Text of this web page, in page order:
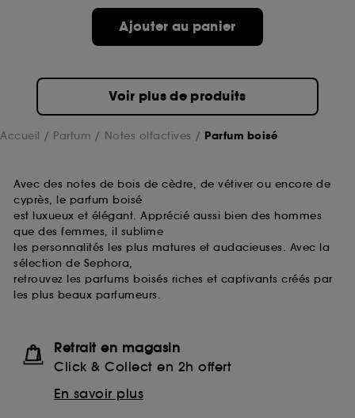
Ajouter au panier
Voir plus de produits
Accueil Parfum Notes olfactives Parfum boisé
Avec des notes de bois de cèdre, de vétiver ou encore de
cyprès, le parfum boisé
est luxueux et élégant. Apprécié aussi bien des hommes
que des femmes, il sublime
les personnalités les plus matures et audacieuses. Avec la
sélection de Sephora,
retrouvez les parfums boisés riches et captivants créés par
les plus beaux parfumeurs.
Retrait en magasin
Click & Collect en 2h offert
En savoir plus
prolongée vous permettant d’accéder à votre
compte lors de votre prochaine visite sur le site
sans saisir à nouveau votre identifiant et mot de
pouvez personnaliser vos choix concernant le dépôt
Sephora pourra associer les informations de
navigation collectées par ces Cookies, pour les
finalités acceptées, avec les données personnelles
collectées ou générées lors de votre activité en ligne
ou en magasin. Pour refuser tous les cookies, cliques
sur "continuer sans accepter". Voous pouvez à tout
moment choisir de retirer votrte consentement. Si vous
souhaitez obtenir plus d'information sur les cookies